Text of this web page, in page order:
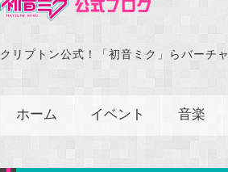
クリプトン公式！「初音ミク」らバーチ
ホーム イベント 音楽